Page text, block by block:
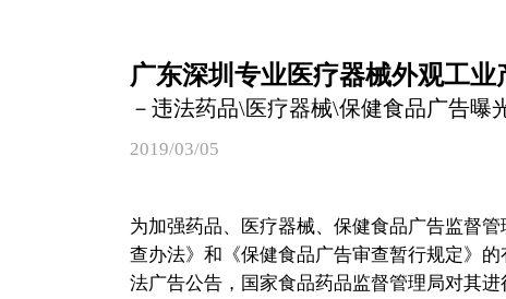
广东深圳专业医疗器械外观工
－违法药品\医疗器械\保健食品广告曝
2019/03/05
为加强药品、医疗器械、保健食品广告监督
查办法》和《保健食品广告审查暂行规定》
法广告公告，国家食品药品监督管理局对其进